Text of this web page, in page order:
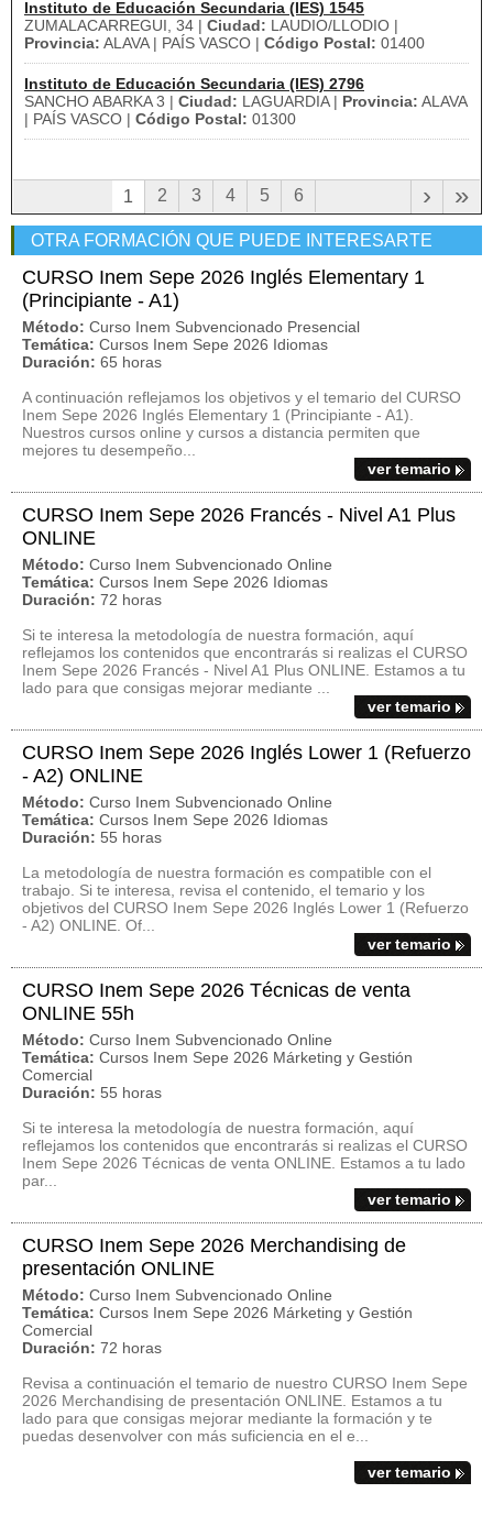
Instituto de Educación Secundaria (IES) 1545
ZUMALACARREGUI, 34 | Ciudad: LAUDIO/LLODIO |
Provincia: ALAVA | PAÍS VASCO | Código Postal: 01400
Instituto de Educación Secundaria (IES) 2796
SANCHO ABARKA 3 | Ciudad: LAGUARDIA | Provincia: ALAVA
| PAÍS VASCO | Código Postal: 01300
1 2 3 4 5 6 »
›
OTRA FORMACIÓN QUE PUEDE INTERESARTE
CURSO Inem Sepe 2026 Inglés Elementary 1
(Principiante - A1)
Método: Curso Inem Subvencionado Presencial
Temática: Cursos Inem Sepe 2026 Idiomas
Duración: 65 horas
A continuación reflejamos los objetivos y el temario del CURSO
Inem Sepe 2026 Inglés Elementary 1 (Principiante - A1).
Nuestros cursos online y cursos a distancia permiten que
mejores tu desempeño...
ver temario
CURSO Inem Sepe 2026 Francés - Nivel A1 Plus
ONLINE
Método: Curso Inem Subvencionado Online
Temática: Cursos Inem Sepe 2026 Idiomas
Duración: 72 horas
Si te interesa la metodología de nuestra formación, aquí
reflejamos los contenidos que encontrarás si realizas el CURSO
Inem Sepe 2026 Francés - Nivel A1 Plus ONLINE. Estamos a tu
lado para que consigas mejorar mediante ...
ver temario
CURSO Inem Sepe 2026 Inglés Lower 1 (Refuerzo
- A2) ONLINE
Método: Curso Inem Subvencionado Online
Temática: Cursos Inem Sepe 2026 Idiomas
Duración: 55 horas
La metodología de nuestra formación es compatible con el
trabajo. Si te interesa, revisa el contenido, el temario y los
objetivos del CURSO Inem Sepe 2026 Inglés Lower 1 (Refuerzo
- A2) ONLINE. Of...
ver temario
CURSO Inem Sepe 2026 Técnicas de venta
ONLINE 55h
Método: Curso Inem Subvencionado Online
Temática: Cursos Inem Sepe 2026 Márketing y Gestión
Comercial
Duración: 55 horas
Si te interesa la metodología de nuestra formación, aquí
reflejamos los contenidos que encontrarás si realizas el CURSO
Inem Sepe 2026 Técnicas de venta ONLINE. Estamos a tu lado
par...
ver temario
CURSO Inem Sepe 2026 Merchandising de
presentación ONLINE
Método: Curso Inem Subvencionado Online
Temática: Cursos Inem Sepe 2026 Márketing y Gestión
Comercial
Duración: 72 horas
Revisa a continuación el temario de nuestro CURSO Inem Sepe
2026 Merchandising de presentación ONLINE. Estamos a tu
lado para que consigas mejorar mediante la formación y te
puedas desenvolver con más suficiencia en el e...
ver temario